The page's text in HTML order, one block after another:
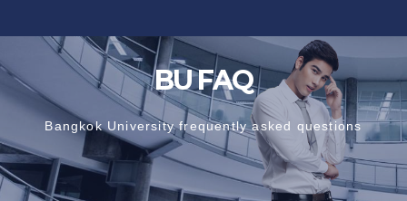
to
content
BU FAQ
Bangkok University frequently asked questions